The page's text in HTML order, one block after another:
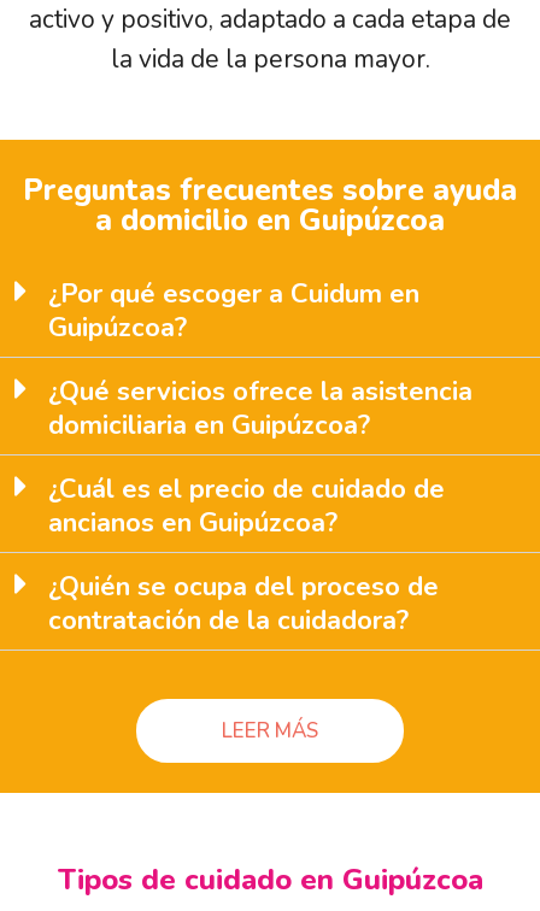
activo y positivo, adaptado a cada etapa de
la vida de la persona mayor.
Preguntas frecuentes sobre ayuda
a domicilio en Guipúzcoa
¿Por qué escoger a Cuidum en
Guipúzcoa?
¿Qué servicios ofrece la asistencia
domiciliaria en Guipúzcoa?
¿Cuál es el precio de cuidado de
ancianos en Guipúzcoa?
¿Quién se ocupa del proceso de
contratación de la cuidadora?
LEER MÁS
Tipos de cuidado en Guipúzcoa